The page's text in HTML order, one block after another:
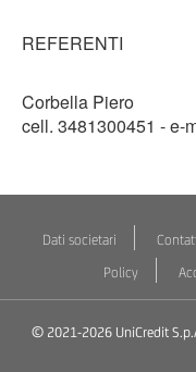
REFERENTI
Corbella Piero
cell. 3481300451 - e-
Dati societari
Policy
© 2021-2026 UniCredit